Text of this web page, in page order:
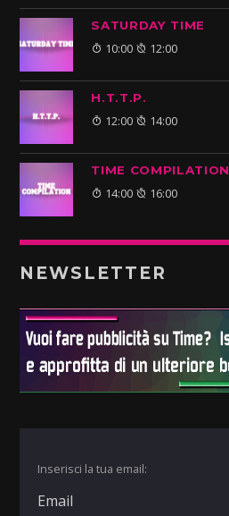
SATURDAY TIME
10:00 12:00
H.T.T.P.
12:00 14:00
TIME COMPILATION
14:00 16:00
NEWSLETTER
Inserisci la tua email: